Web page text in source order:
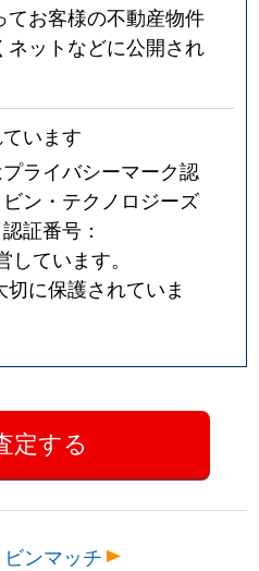
お客様の不動産物件
ットなどに公開され
います
ライバシーマーク認
ン・テクノロジーズ
証番号：
しています。
に保護されていま
ンマッチ